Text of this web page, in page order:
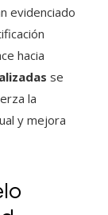
evidenciado
hacia
se
la
y mejora